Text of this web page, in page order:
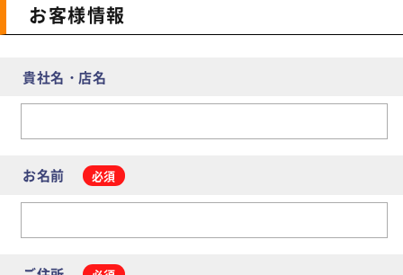
お客様情報
貴社名・店名
お名前